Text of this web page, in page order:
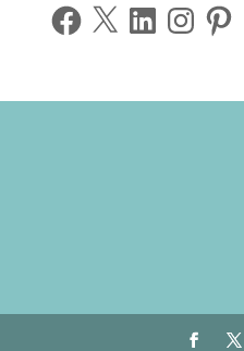
Facebook
X LinkedInInstagramPinterest